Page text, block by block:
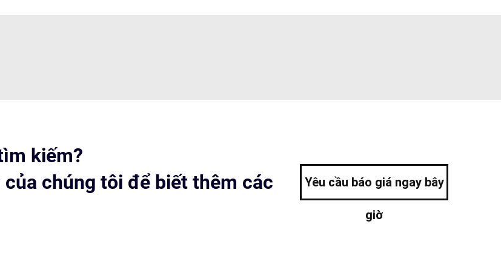
kiếm?
chúng tôi để biết thêm các
Yêu cầu báo giá ngay bây
giờ